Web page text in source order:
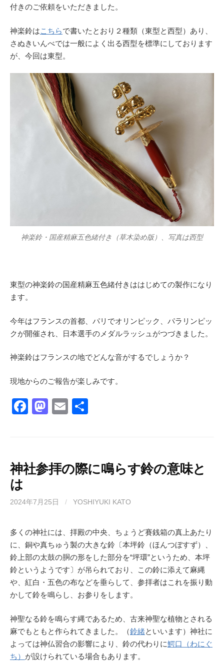
付きのご依頼をいただきました。
神楽鈴はこちらで書いたとおり２種類（東型と西型）あり、
さぬきいんべでは一般によく出る西型を標準にしております
が、今回は東型。
神楽鈴・国産精麻五色緒付き（草木染め版）、写真は西型
東型の神楽鈴の国産精麻五色緒付きははじめての製作になり
ます。
今年はフランスの首都、パリでオリンピック、パラリンピッ
クが開催され、日本選手のメダルラッシュがつづきました。
神楽鈴はフランスの地でどんな音がするでしょうか？
現地からのご報告が楽しみです。
F
b
o
M
d
n
E
神社参拝の際に鳴らす鈴の意味と
は
2024年7月25日 / YOSHIYUKI KATO
多くの神社には、拝殿の中央、ちょうど賽銭箱の真上あたり
に、銅や真ちゅう製の大きな鈴〔本坪鈴（ほんつぼすず）、
鈴上部の太鼓の胴の形をした部分を“坪環”というため、本坪
鈴というようです〕が吊られており、この鈴に添えて麻縄
や、紅白・五色の布などを垂らして、参拝者はこれを振り動
かして鈴を鳴らし、お参りをします。
神聖なる鈴を鳴らす縄であるため、古来神聖な植物とされる
麻でもともと作られてきました。（鈴緒といいます）神社に
よっては神仏習合の影響により、鈴の代わりに鰐口（わにぐ
ち） が設けられている場合もあります。